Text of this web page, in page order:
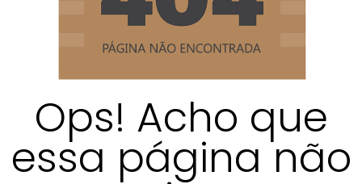
Ops! Acho que
essa página não